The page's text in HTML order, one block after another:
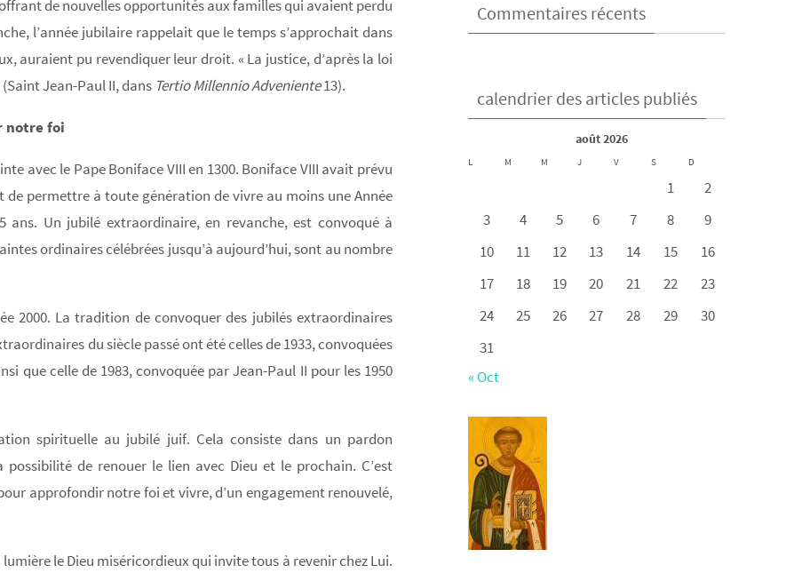
de nouvelles opportunités aux familles qui avaient perdu
l’année jubilaire rappelait que le temps s’approchait dans
auraient pu revendiquer leur droit. « La justice, d’après la loi
Jean-Paul II, dans Tertio Millennio Adveniente13).
notre foi
avec le Pape Boniface VIII en 1300. Boniface VIII avait prévu
de permettre à toute génération de vivre au moins une Année
Un jubilé extraordinaire, en revanche, est convoqué à
ordinaires célébrées jusqu’à aujourd’hui, sont au nombre
2000. La tradition de convoquer des jubilés extraordinaires
du siècle passé ont été celles de 1933, convoquées
que celle de 1983, convoquée par Jean-Paul II pour les 1950
spirituelle au jubilé juif. Cela consiste dans un pardon
de renouer le lien avec Dieu et le prochain. C’est
approfondir notre foi et vivre, d’un engagement renouvelé,
le Dieu miséricordieux qui invite tous à revenir chez Lui.
Commentaires récents
calendrier des articles publiés
août 2026
L M M J V S D
1
2
3
4 5 6 7 8
9
10
11 12 13 14 15
16
17
18 19 20 21 22
23
24
25 26 27 28 29
30
31
« Oct